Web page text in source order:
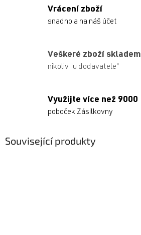
Vrácení zboží
snadno a na náš účet
Veškeré zboží skladem
nikoliv "u dodavatele"
Využijte více než 9000
poboček Zásilkovny
Související produkty